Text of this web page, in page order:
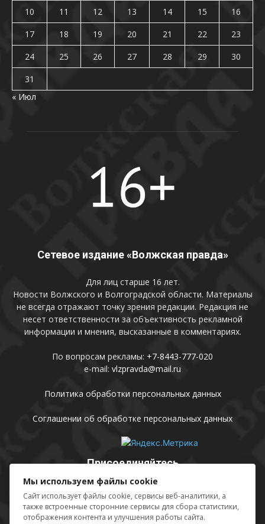
10
11 12 13 14 15
16
17
18 19 20 21 22
23
24
25 26 27 28 29
30
31
« Июл
Сетевое издание «Волжская правда»
Для лиц старше 16 лет.
Новости Волжского и Волгоградской области. Материалы
не всегда отражают точку зрения редакции. Редакция не
несет ответственности за объективность рекламной
информации и мнения, высказанные в комментариях.
По вопросам рекламы: +7-8443-777-020
e-mail: vlzpravda@mail.ru
Политика обработки персональных данных
Соглашении об обработке персональных данных
Присоединяйтесь
Мы используем файлы cookie
Сайт использует файлы cookie, сервисы веб-аналитики, а
также встроенные сторонние сервисы для сбора статистики,
отображения контента и улучшения работы сайта.